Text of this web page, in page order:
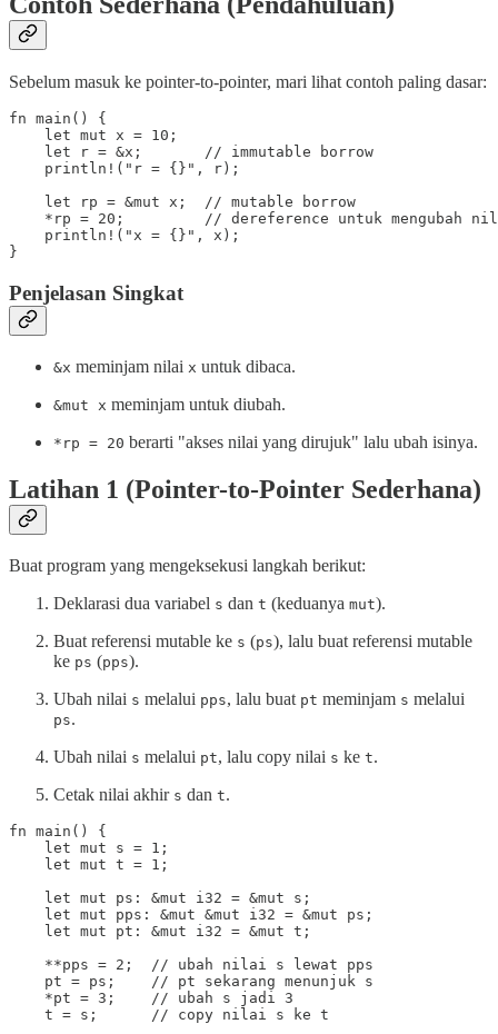
Sebelum masuk ke pointer-to-pointer, mari lihat contoh paling dasar:
fn main() {
    let mut x = 10;
    let r = &x;       // immutable borrow
    println!("r = {}", r);
    let rp = &mut x;  // mutable borrow
*rp = 20;         // dereference untuk mengubah
    println!("x = {}", x);
}
Penjelasan Singkat
&x meminjam nilai x untuk dibaca.
&mut x meminjam untuk diubah.
*rp = 20 berarti "akses nilai yang dirujuk" lalu ubah isinya.
Latihan 1 (Pointer-to-Pointer Sederhana)
Buat program yang mengeksekusi langkah berikut:
Deklarasi dua variabel s dan t (keduanya mut).
Buat referensi mutable ke s (ps), lalu buat referensi mutable
ke ps (pps).
Ubah nilai s melalui pps, lalu buat pt meminjam s melalui
ps.
Ubah nilai s melalui pt, lalu copy nilai s ke t.
Cetak nilai akhir s dan t.
fn main() {
    let mut s = 1;
    let mut t = 1;
    let mut ps: &mut i32 = &mut s;
    let mut pps: &mut &mut i32 = &mut ps;
    let mut pt: &mut i32 = &mut t;
    **pps = 2;  // ubah nilai s lewat pps
    pt = ps;    // pt sekarang menunjuk s
    *pt = 3;    // ubah s jadi 3
    t = s;      // copy nilai s ke t